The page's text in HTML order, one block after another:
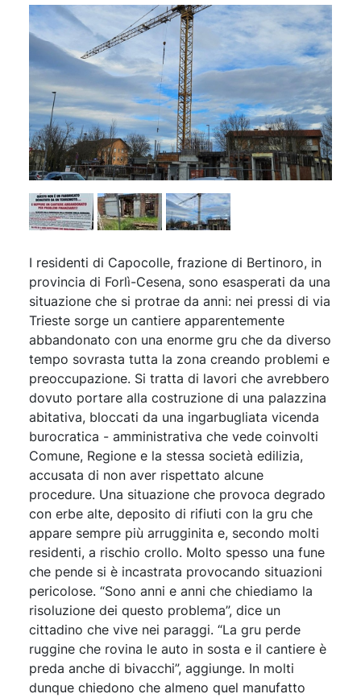
I residenti di Capocolle, frazione di Bertinoro, in
provincia di Forlì-Cesena, sono esasperati da una
situazione che si protrae da anni: nei pressi di via
Trieste sorge un cantiere apparentemente
abbandonato con una enorme gru che da diverso
tempo sovrasta tutta la zona creando problemi e
preoccupazione. Si tratta di lavori che avrebbero
dovuto portare alla costruzione di una palazzina
abitativa, bloccati da una ingarbugliata vicenda
burocratica - amministrativa che vede coinvolti
Comune, Regione e la stessa società edilizia,
accusata di non aver rispettato alcune
procedure. Una situazione che provoca degrado
con erbe alte, deposito di rifiuti con la gru che
appare sempre più arrugginita e, secondo molti
residenti, a rischio crollo. Molto spesso una fune
che pende si è incastrata provocando situazioni
pericolose. “Sono anni e anni che chiediamo la
risoluzione dei questo problema”, dice un
cittadino che vive nei paraggi. “La gru perde
ruggine che rovina le auto in sosta e il cantiere è
preda anche di bivacchi”, aggiunge. In molti
dunque chiedono che almeno quel manufatto